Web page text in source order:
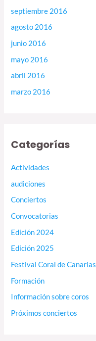
septiembre 2016
agosto 2016
junio 2016
mayo 2016
abril 2016
marzo 2016
Categorías
Actividades
audiciones
Conciertos
Convocatorias
Edición 2024
Edición 2025
Festival Coral de Canarias
Formación
Información sobre coros
Próximos conciertos